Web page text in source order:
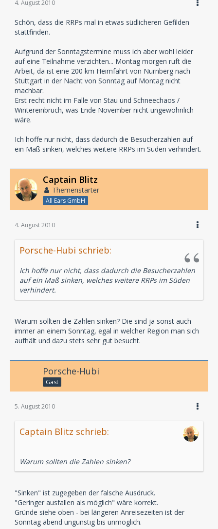
Tickets gibt es zum Preis von 9 EUR + VVK-Gebühr exklusiv unter
in den nächsten Monaten in Berlin, Bremen, Nürnberg und
Heidelberg begrüßen zu dürfen!
Euer Lauscherlounge-Team
4. August 2010
Schön, dass die RRPs mal in etwas südlicheren Gefilden
stattfinden.
Aufgrund der Sonntagstermine muss ich aber wohl leider
auf eine Teilnahme verzichten... Montag morgen ruft die
Arbeit, da ist eine 200 km Heimfahrt von Nürnberg nach
Stuttgart in der Nacht von Sonntag auf Montag nicht
machbar.
Erst recht nicht im Falle von Stau und Schneechaos /
Wintereinbruch, was Ende November nicht ungewöhnlich
wäre.
Ich hoffe nur nicht, dass dadurch die Besucherzahlen auf
ein Maß sinken, welches weitere RRPs im Süden verhindert.
Captain Blitz
Themenstarter
All Ears GmbH
4. August 2010
Porsche-Hubi schrieb:
Ich hoffe nur nicht, dass dadurch die Besucherzahlen
auf ein Maß sinken, welches weitere RRPs im Süden
verhindert.
Warum sollten die Zahlen sinken? Die sind ja sonst auch
immer an einem Sonntag, egal in welcher Region man sich
aufhält und dazu stets sehr gut besucht.
Porsche-Hubi
Gast
5. August 2010
Captain Blitz schrieb:
Warum sollten die Zahlen sinken?
"Sinken" ist zugegeben der falsche Ausdruck.
"Geringer ausfallen als möglich" wäre korrekt.
Gründe siehe oben - bei längeren Anreisezeiten ist der
Sonntag abend ungünstig bis unmöglich.